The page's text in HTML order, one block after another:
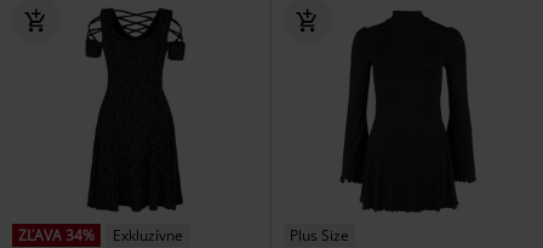
ZĽAVA 34%
Exkluzívne
Plus Size